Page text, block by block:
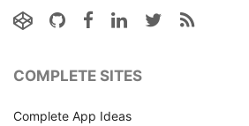
COMPLETE SITES
Complete App Ideas